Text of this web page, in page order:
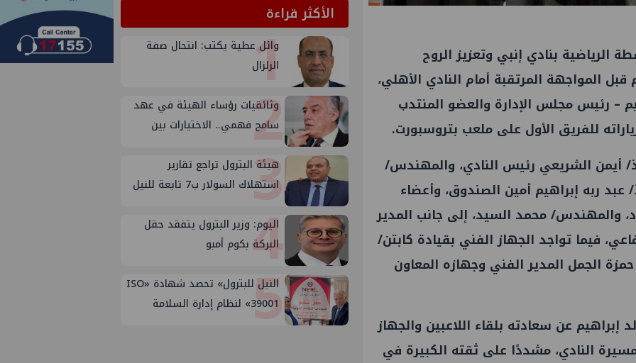
بنادي إنبي وتعزيز الروح
المواجهة المرتقبة أمام النادي الأهلي،
– رئيس مجلس الإدارة والعضو المنتدب
للفريق الأول على ملعب بتروسبورت.
أيمن الشريعي رئيس النادي، والمهندس/
عبد ربه إبراهيم أمين الصندوق، وأعضاء
والمهندس/ محمد السيد، إلى جانب المدير
فيما تواجد الجهاز الفني بقيادة كابتن/
الجمل المدير الفني وجهازه المعاون
إبراهيم عن سعادته بلقاء اللاعبين والجهاز
النادي، مشددًا على ثقته الكبيرة في
الأكثر قراءة
1
وائل عطية يكتب: انتحال صفة
الزلزال
2
وثائقيات رؤساء الهيئة في عهد
سامح فهمي.. الاختيارات بين
3
هيئة البترول تراجع تقارير
استهلاك السولار ب7 تابعة للنيل
الأوضاع
4
اليوم: وزير البترول يتفقد حقل
البركة بكوم أمبو
5
النيل للبترول» تحصد شهادة «ISO
39001» لنظام إدارة السلامة